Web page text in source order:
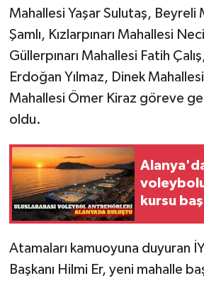
Mahallesi Yaşar Sulutaş, Beyreli
Şamlı, Kızlarpınarı Mahallesi
Güllerpınarı Mahallesi Fatih
Erdoğan Yılmaz, Dinek
Mahallesi Ömer Kiraz göreve
oldu.
kursu
​Atamaları kamuoyuna duyuran
Başkanı Hilmi Er, yeni mahalle